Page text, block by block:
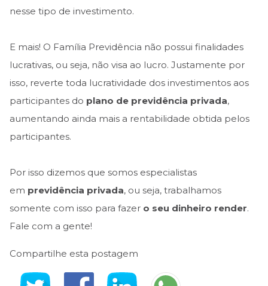
nesse tipo de investimento.
E mais! O Família Previdência não possui finalidades
lucrativas, ou seja, não visa ao lucro. Justamente por
isso, reverte toda lucratividade dos investimentos aos
participantes do plano de previdência privada,
aumentando ainda mais a rentabilidade obtida pelos
participantes.
Por isso dizemos que somos especialistas
em previdência privada, ou seja, trabalhamos
somente com isso para fazer o seu dinheiro render.
Fale com a gente!
Compartilhe esta postagem